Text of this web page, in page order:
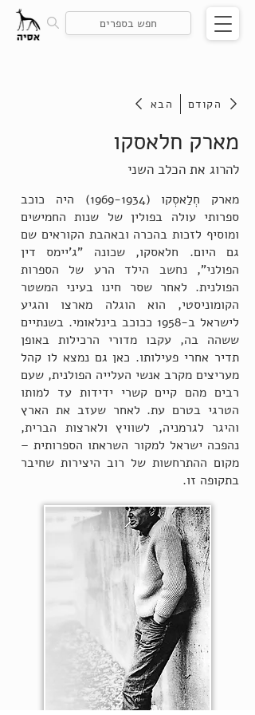
הבא הקודם
מארק חלאסקו
להרוג את הכלב השני
מארק חְלַאסְקו (1969-1934)
היה כוכב
ספרותי עולה בפולין של שנות החמישים
ומוסיף לזכות בהכרה ובאהבת הקוראים שם
גם היום. חלאסקו, שכונה "ג'יימס דין
הפולני", נחשב הילד הרע של הספרות
הפולנית. לאחר שסר חינו בעיני המשטר
הקומוניסטי, הוא הוגלה מארצו והגיע
לישראל ב-1958 ככוכב בינלאומי. בשנתיים
ששהה בה, עקבו מדורי הרכילות באופן
תדיר אחרי פעילותו. כאן גם נמצא לו קהל
מעריצים מקרב אנשי העלייה הפולנית, שעם
רבים מהם קיים קשרי ידידות עד למותו
הטרגי בטרם עת. לאחר שעזב את הארץ
והיגר לגרמניה, לשוויץ ולארצות הברית,
נהפכה ישראל למקור השראתו הספרותית –
מקום ההתרחשות של רוב היצירות שחיבר
בתקופה זו.